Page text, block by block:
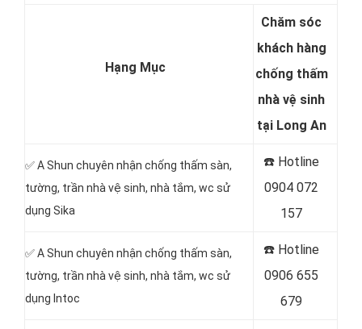
Hạng Mục
Chăm sóc
khách hàng
chống thấm
nhà vệ sinh
tại Long An
✅ A Shun chuyên nhận chống thấm sàn,
tường, trần nhà vệ sinh, nhà tắm, wc sử
dụng Sika
☎️ Hotline
0904 072
157
✅ A Shun chuyên nhận chống thấm sàn,
tường, trần nhà vệ sinh, nhà tắm, wc sử
dụng Intoc
☎️ Hotline
0906 655
679